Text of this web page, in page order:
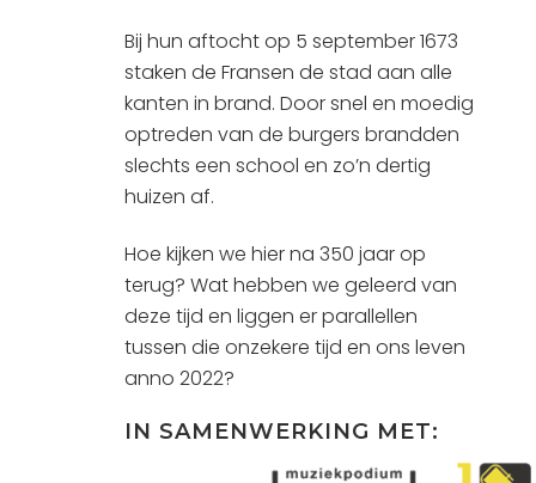
Bij hun aftocht op 5 september 1673
staken de Fransen de stad aan alle
kanten in brand. Door snel en moedig
optreden van de burgers brandden
slechts een school en zo’n dertig
huizen af.
Hoe kijken we hier na 350 jaar op
terug? Wat hebben we geleerd van
deze tijd en liggen er parallellen
tussen die onzekere tijd en ons leven
anno 2022?
IN SAMENWERKING MET: